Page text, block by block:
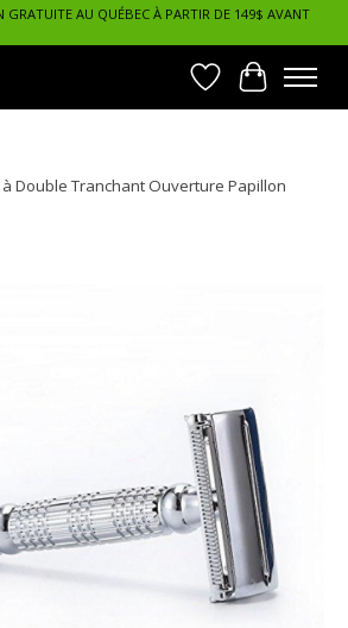
GRATUITE AU QUÉBEC À PARTIR DE 149$ AVANT
Liste dePanier
à Double Tranchant Ouverture Papillon